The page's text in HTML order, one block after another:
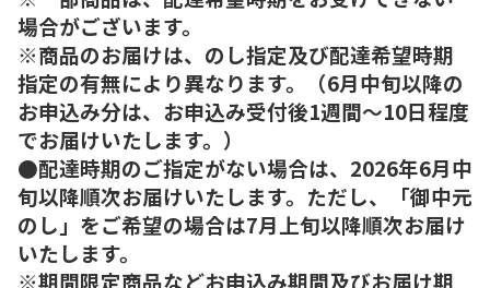
場合がございます。
※商品のお届けは、のし指定及び配達希望時期
指定の有無により異なります。（6月中旬以降の
お申込み分は、お申込み受付後1週間～10日程度
でお届けいたします。）
●配達時期のご指定がない場合は、2026年6月中
旬以降順次お届けいたします。ただし、「御中元
のし」をご希望の場合は7月上旬以降順次お届け
いたします。
※期間限定商品などお申込み期間及びお届け期